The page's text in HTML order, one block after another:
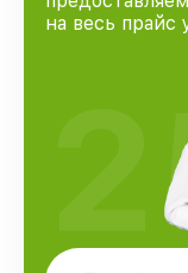
на весь прайс